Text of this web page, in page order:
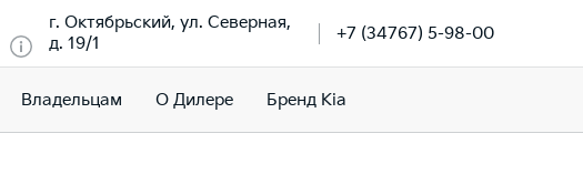
г. Октябрьский, ул. Северная,
д. 19/1
+7 (34767) 5-98-00
Владельцам О Дилере Бренд Kia